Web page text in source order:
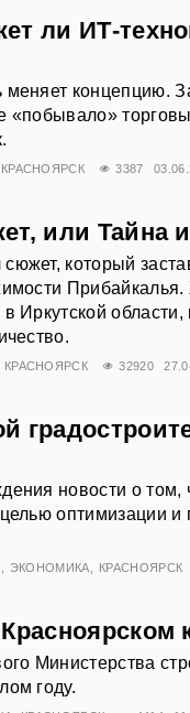
ли
концепцию.
«побывало»
КРАСНОЯРСК 3387
или Тайна
который
Иркутской
КРАСНОЯРСК 32920
новости о том,
оптимизации
ЭКОНОМИКА КРАСНОЯРСК
Министерства
году.